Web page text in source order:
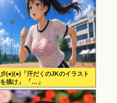
彡(●)(●)「汗だくのJKのイラスト
を描け」 「…」